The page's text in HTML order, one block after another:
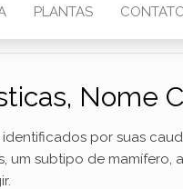
PLANTAS
Nome
por suas
subtipo de mamífero,